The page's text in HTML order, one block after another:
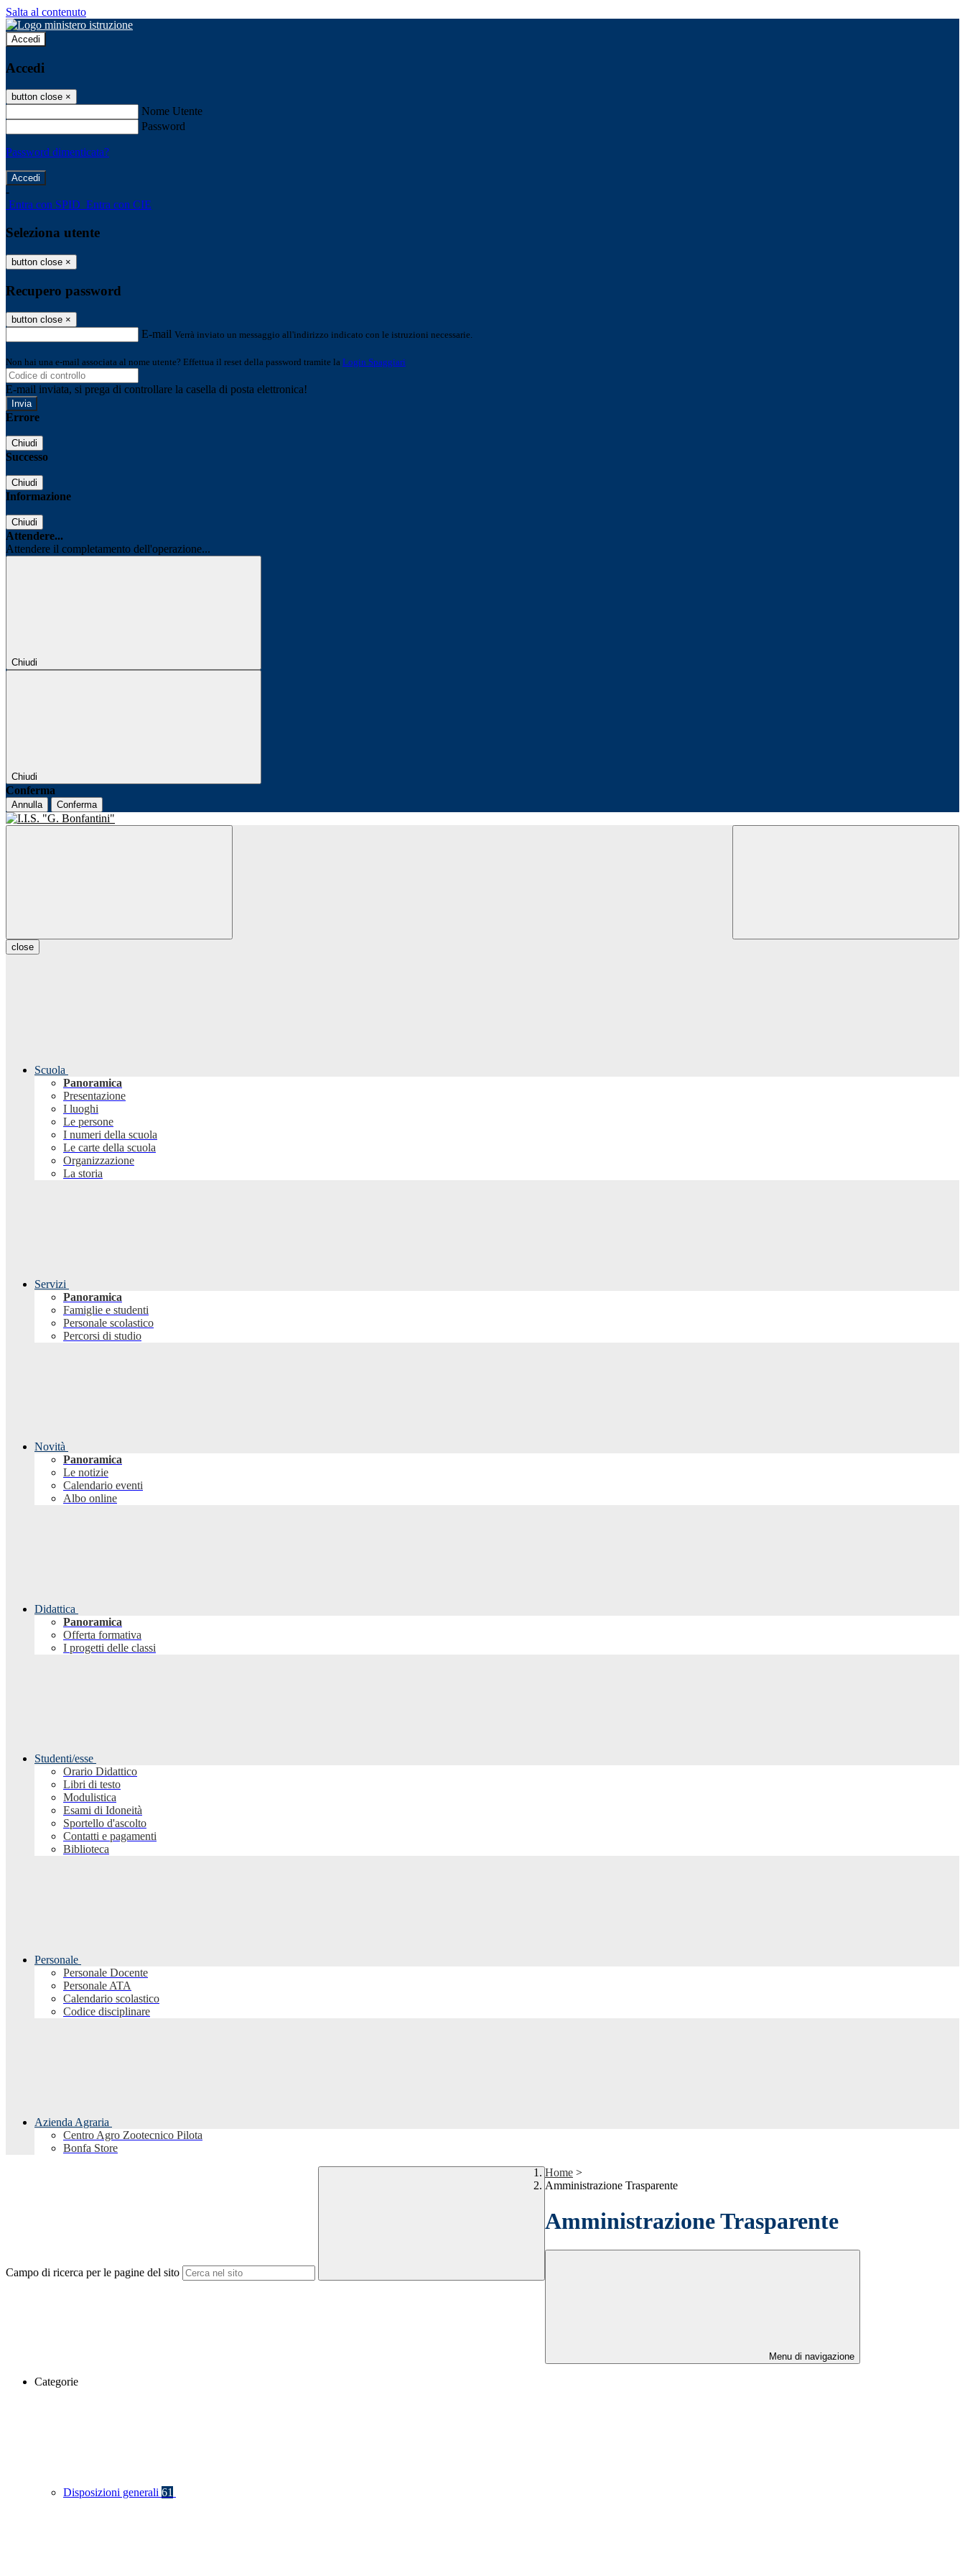
Salta al contenuto
Accedi
Accedi
button close ×
Nome Utente
Password
Password dimenticata?
-
Entra con SPID Entra con CIE
Seleziona utente
button close ×
Recupero password
button close ×
E-mail Verrà inviato un messaggio all'indirizzo indicato con le istruzioni necessarie.
Non hai una e-mail associata al nome utente? Effettua il reset della password tramite la Login Spaggiari
E-mail inviata, si prega di controllare la casella di posta elettronica!
Errore
Chiudi
Successo
Chiudi
Informazione
Chiudi
Attendere...
Attendere il completamento dell'operazione...
Chiudi
Chiudi
Conferma
Annulla Conferma
close
Scuola
Panoramica
Presentazione
I luoghi
Le persone
I numeri della scuola
Le carte della scuola
Organizzazione
La storia
Servizi
Panoramica
Famiglie e studenti
Personale scolastico
Percorsi di studio
Novità
Panoramica
Le notizie
Calendario eventi
Albo online
Didattica
Panoramica
Offerta formativa
I progetti delle classi
Studenti/esse
Orario Didattico
Libri di testo
Modulistica
Esami di Idoneità
Sportello d'ascolto
Contatti e pagamenti
Biblioteca
Personale
Personale Docente
Personale ATA
Calendario scolastico
Codice disciplinare
Azienda Agraria
Centro Agro Zootecnico Pilota
Bonfa Store
Campo di ricerca per le pagine del sito
Home >
Amministrazione Trasparente
Amministrazione Trasparente
Menu di navigazione
Categorie
Disposizioni generali 61